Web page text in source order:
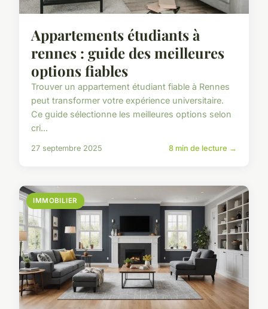
Appartements étudiants à
rennes : guide des meilleures
options fiables
Trouver un appartement étudiant fiable à Rennes
peut transformer votre expérience universitaire.
Ce guide sélectionne les meilleures options selon
cri...
27 septembre 2025 8 min de lecture →
IMMOBILIER